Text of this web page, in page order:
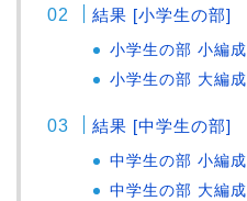
結果 [小学生の部]
小学生の部 小編成
小学生の部 大編成
結果 [中学生の部]
中学生の部 小編成
中学生の部 大編成